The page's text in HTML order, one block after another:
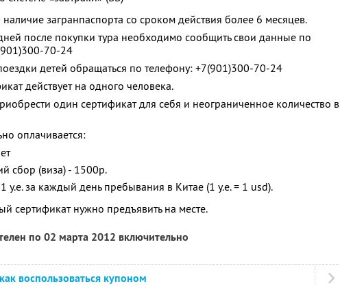
загранпаспорта со сроком действия более 6 месяцев.
после покупки тура необходимо сообщить свои данные по
70-24
детей обращаться по телефону: +7(901)300-70-24
действует на одного человека.
один сертификат для себя и неограниченное количество в
оплачивается:
сбор (виза) - 1500р.
у.е. за каждый день пребывания в Китае (1 у.е. = 1 usd).
сертификат нужно предъявить на месте.
по 02 марта 2012 включительно
воспользоваться купоном